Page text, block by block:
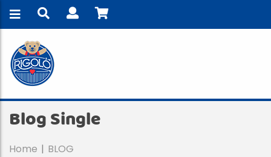
Blog Single
Home
BLOG